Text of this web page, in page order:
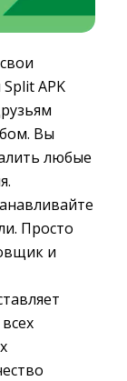
APK
Вы
любые
Просто
и